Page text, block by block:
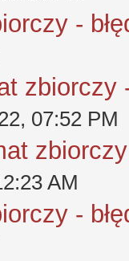
-
zbiorczy
07:52 PM
AM
-